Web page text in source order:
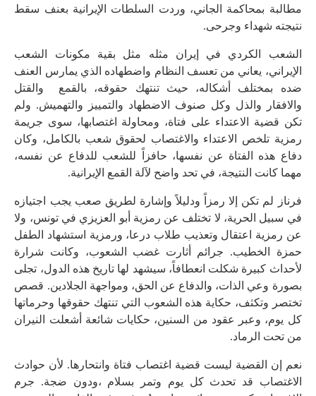
مطالبة بمحاكمة الجاني، وردت السلطات الإيرانية بعنف سقط
نتيجته شهداء وجرحى.
الشعب الكردي في إيران مثله مثل بقية مكونات الشعب
الإيراني، يعاني من تعسف النظام واضطهاده الذي يمارس العنف
ضده بمختلف أشكاله، حيث تنتهك حقوقه، بالقمع والقتل
والافقار والذل وكل صنوف الاضطهاد والتمييز والتهميش. ولم
تكن قضية الاعتداء على فتاة، ومحاولة اغتصابها، سوى جريمة
رمزية تلخص الاعتداء والاغتصاب لحقوق شعب بالكامل، وكان
دفاع هذه الفتاة عن نفسها، حافزاً للشعب للدفاع عن نفسه،
مهما كانت النتيجة، في تحد واضح لآلة القمع الإيرانية.
فرناز لم تكن إلا رمزاً ودليلاً وإشارة لطريق صعب يجب اجتيازه
في سبيل الحرية، لا تختلف عن رمزية أبو العزيزي في تونس، ولا
عن رمزية اعتقال وتعذيب طلاب درعا، ورمزية استشهاد الطفل
حمزة الخطيب. جرائم أثارت غضب الشعوب، وكانت شرارة
لأحداث كبيرة شكلت انعطافاً، سيشهد لها تاريخ هذه الدول، تجلى
بصورة وعي الذات، والدفاع عن الحق، ومواجهة الجلادين. قصص
تختصر وتكثف، حكاية هذه الشعوب التي تنتهك حقوقها وحرماتها
كل يوم، وعبر عقود من السنين، حكايات شائعة أشعلت النيران
من تحت الرماد.
نعم إن القضية ليست قضية اغتصاب فتاة وانتحارها. لأن حوادث
الاغتصاب قد تحدث كل يوم وتمر بسلام ،ودون ضجة. جرم